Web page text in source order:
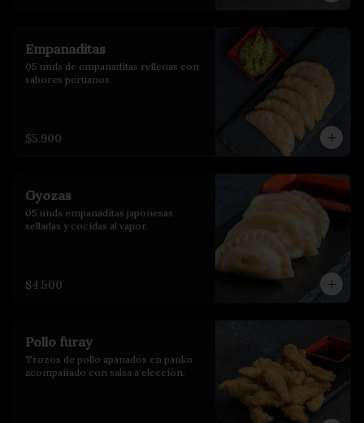
Empanaditas
05 unds de empanaditas rellenas con
sabores peruanos.
$5.900
Gyozas
05 unds empanaditas japonesas
selladas y cocidas al vapor.
$4.500
Pollo furay
Trozos de pollo apanados en panko
acompañado con salsa a elección.